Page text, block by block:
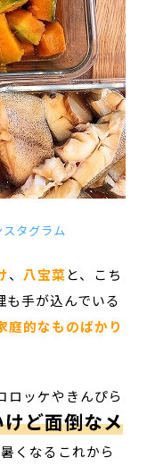
タグラム
、 八宝菜 と、こち
手が込んでいる
庭的なものばかり
ロッケやきんぴら
ど面倒なメ
くなるこれから